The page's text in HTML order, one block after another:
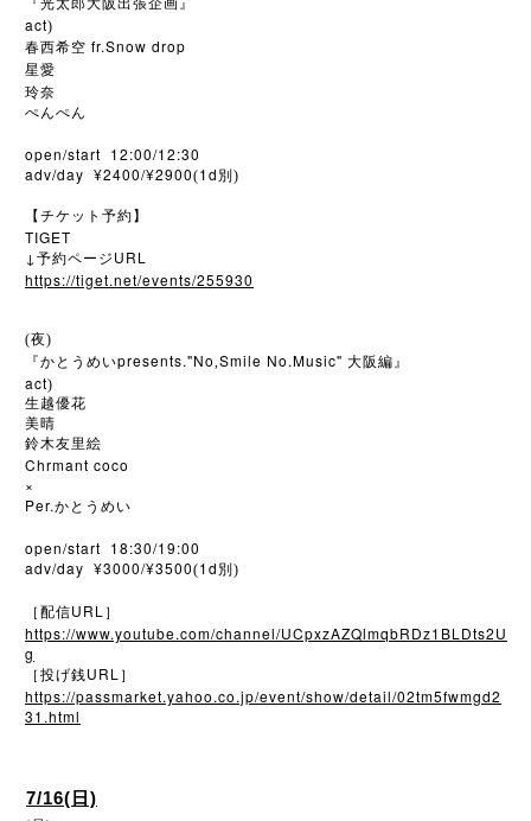
『光太郎大阪出張企画』
act)
春西希空 fr.Snow drop
星愛
玲奈
ぺんぺん
open/start 12:00/12:30
adv/day ¥2400/¥2900(1d 別)
【チケット予約】
TIGET
↓ 予約ページ URL
https://tiget.net/events/255930
(夜)
『かとうめいpresents."No,Smile No.Music" 大阪編』
act)
生越優花
美晴
鈴木友里絵
Chrmant coco
×
Per.かとうめい
open/start 18:30/19:00
adv/day ¥3000/¥3500(1d 別)
［配信URL ］
https://www.youtube.com/channel/UCpxzAZQlmqbRDz1BLDts2U
g
［投げ銭URL ］
https://passmarket.yahoo.co.jp/event/show/detail/02tm5fwmgd2
31.html
7/16(日)